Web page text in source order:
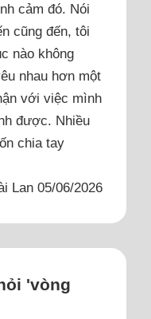
cảm đó. Nói
cũng đến, tôi
nào không
nhau hơn một
với việc mình
được. Nhiều
chia tay
Lan 05/06/2026
'vòng